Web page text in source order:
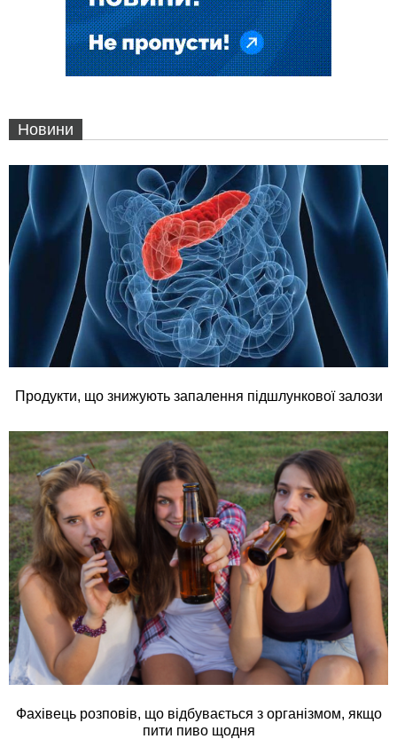
Новини
Продукти, що знижують запалення підшлункової залози
Фахівець розповів, що відбувається з організмом, якщо
пити пиво щодня